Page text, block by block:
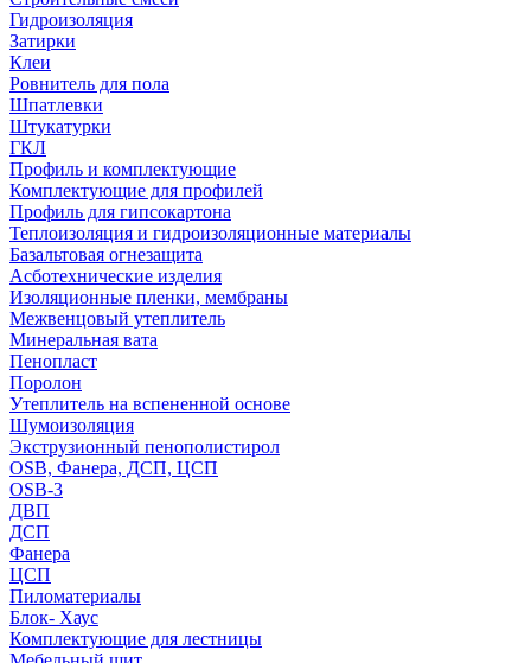
Гидроизоляция
Затирки
Клеи
Ровнитель для пола
Шпатлевки
Штукатурки
ГКЛ
Профиль и комплектующие
Комплектующие для профилей
Профиль для гипсокартона
Теплоизоляция и гидроизоляционные материалы
Базальтовая огнезащита
Асботехнические изделия
Изоляционные пленки, мембраны
Межвенцовый утеплитель
Минеральная вата
Пенопласт
Поролон
Утеплитель на вспененной основе
Шумоизоляция
Экструзионный пенополистирол
OSB, Фанера, ДСП, ЦСП
OSB-3
ДВП
ДСП
Фанера
ЦСП
Пиломатериалы
Блок- Хаус
Комплектующие для лестницы